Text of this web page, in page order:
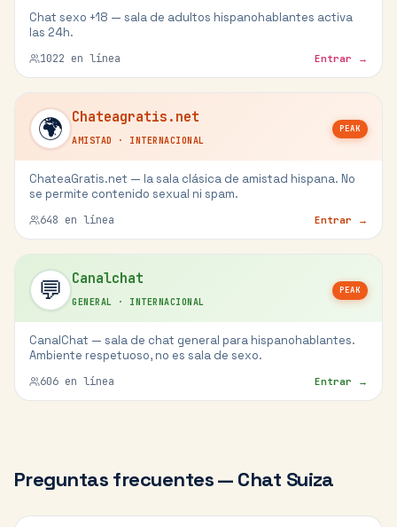
Chat sexo +18 — sala de adultos hispanohablantes activa
las 24h.
1022 en línea Entrar →
🌍 Chateagratis.net
AMISTAD · INTERNACIONAL
PEAK
ChateaGratis.net — la sala clásica de amistad hispana. No
se permite contenido sexual ni spam.
648 en línea Entrar →
💬 Canalchat
GENERAL · INTERNACIONAL
PEAK
CanalChat — sala de chat general para hispanohablantes.
Ambiente respetuoso, no es sala de sexo.
606 en línea Entrar →
Preguntas frecuentes — Chat Suiza